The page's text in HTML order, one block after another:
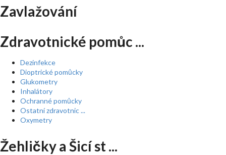
Zavlažování
Zdravotnické pomůc ...
Dezinfekce
Dioptrické pomůcky
Glukometry
Inhalátory
Ochranné pomůcky
Ostatní zdravotnic ...
Oxymetry
Žehličky a Šicí st ...